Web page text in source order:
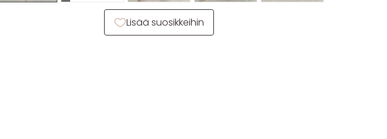
Lisää suosikkeihin